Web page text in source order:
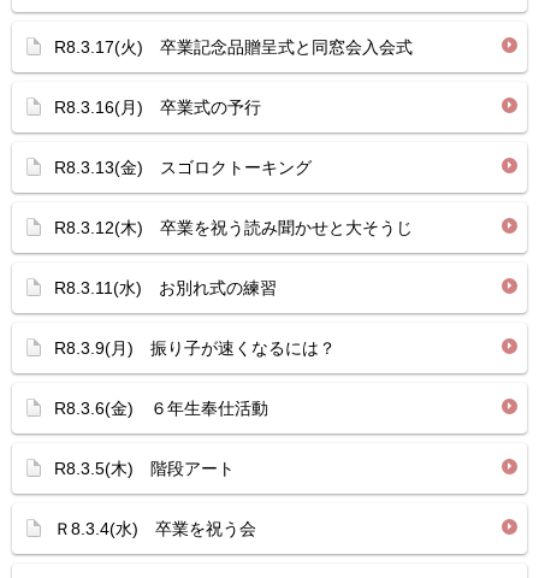
R8.3.17(火) 卒業記念品贈呈式と同窓会入会式
R8.3.16(月) 卒業式の予行
R8.3.13(金) スゴロクトーキング
R8.3.12(木) 卒業を祝う読み聞かせと大そうじ
R8.3.11(水) お別れ式の練習
R8.3.9(月) 振り子が速くなるには？
R8.3.6(金) ６年生奉仕活動
R8.3.5(木) 階段アート
Ｒ8.3.4(水) 卒業を祝う会